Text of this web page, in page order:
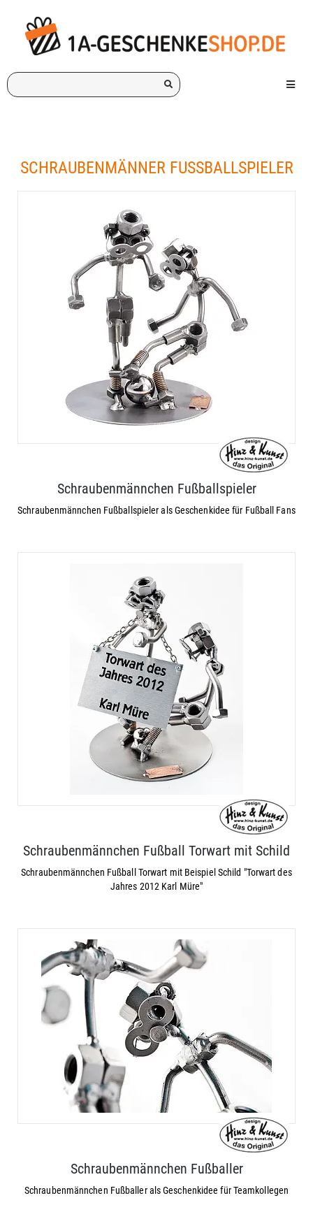
Ich
suche
Menü
SCHRAUBENMÄNNER FUSSBALLSPIELER
Schraubenmännchen Fußballspieler
Schraubenmännchen Fußballspieler als Geschenkidee für Fußball Fans
Schraubenmännchen Fußball Torwart mit Schild
Schraubenmännchen Fußball Torwart mit Beispiel Schild "Torwart des
Jahres 2012 Karl Müre"
Schraubenmännchen Fußballer
Schraubenmännchen Fußballer als Geschenkidee für Teamkollegen